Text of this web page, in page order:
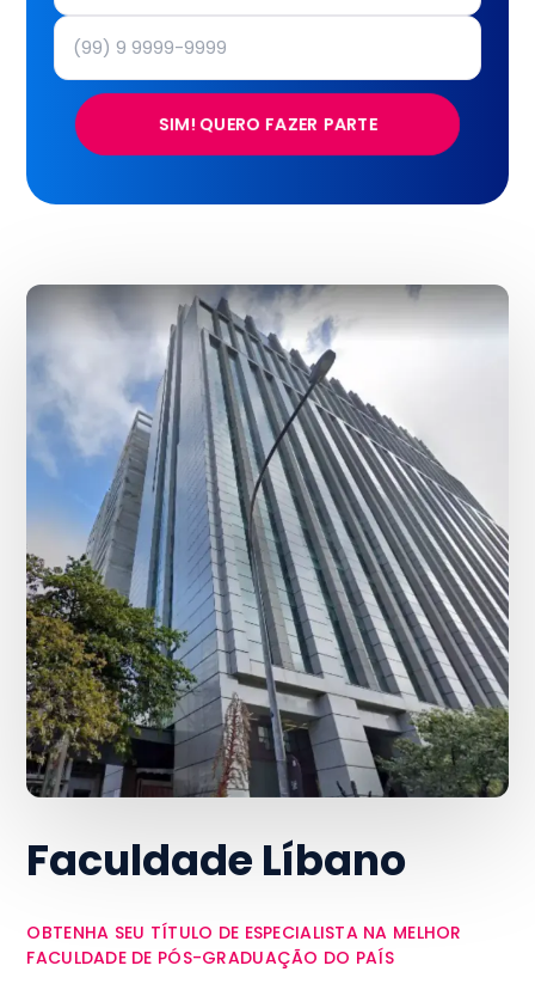
SIM! QUERO FAZER PARTE
Faculdade Líbano
OBTENHA SEU TÍTULO DE ESPECIALISTA NA MELHOR
FACULDADE DE PÓS-GRADUAÇÃO DO PAÍS